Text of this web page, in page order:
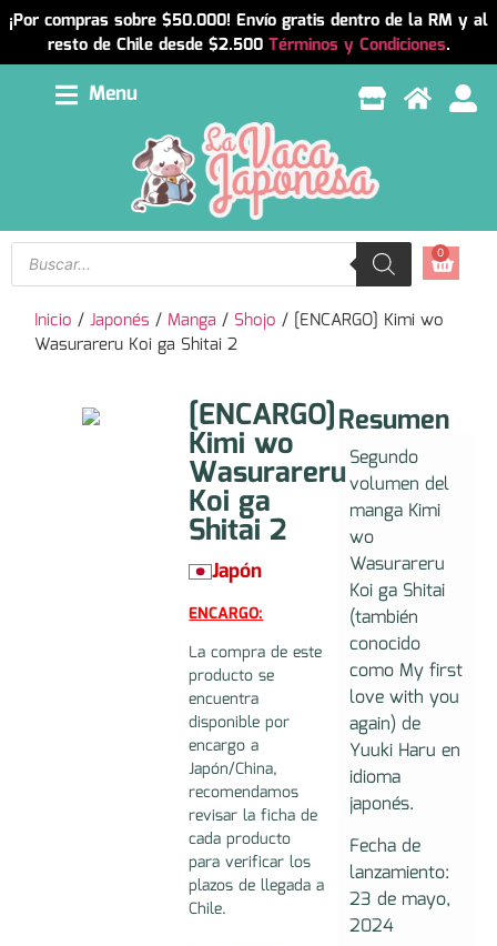
¡Por compras sobre $50.000! Envío gratis dentro de la RM y al
resto de Chile desde $2.500 Términos y Condiciones.
Menu
0
Inicio /Japonés /Manga / Shojo / [ENCARGO] Kimi wo
Wasurareru Koi ga Shitai 2
[ENCARGO]
Kimi wo
Wasurareru
Koi ga
Shitai 2
Japón
ENCARGO:
La compra de este
producto se
encuentra
disponible por
encargo a
Japón/China,
recomendamos
revisar la ficha de
cada producto
para verificar los
plazos de llegada a
Chile.
Resumen
Segundo
volumen del
manga Kimi
wo
Wasurareru
Koi ga Shitai
(también
conocido
como My first
love with you
again) de
Yuuki Haru en
idioma
japonés.
Fecha de
lanzamiento:
23 de mayo,
2024